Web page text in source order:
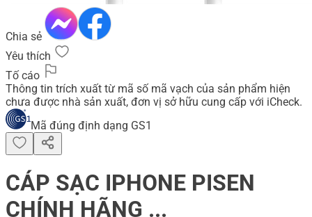
Chia sẻ
Yêu thích
Tố cáo
Thông tin trích xuất từ mã số mã vạch của sản phẩm hiện
chưa được nhà sản xuất, đơn vị sở hữu cung cấp với iCheck.
Mã đúng định dạng GS1
CÁP SẠC IPHONE PISEN
CHÍNH HÃNG ...